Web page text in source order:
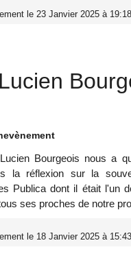
le 23 Janvier 2025 à 19:18
Bourgeois nous a
la réflexion sur la
Publica dont il était l'un
ses proches de notre
le 18 Janvier 2025 à 15:43